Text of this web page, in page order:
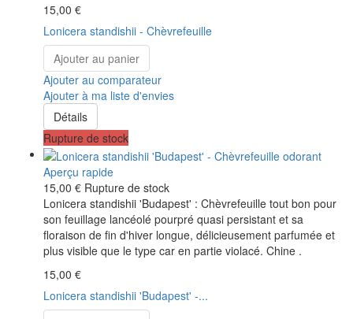
15,00 €
Lonicera standishii - Chèvrefeuille
Ajouter au panier
Ajouter au comparateur
Ajouter à ma liste d'envies
Détails
Rupture de stock
Aperçu rapide
15,00 € Rupture de stock
Lonicera standishii 'Budapest' : Chèvrefeuille tout bon pour
son feuillage lancéolé pourpré quasi persistant et sa
floraison de fin d'hiver longue, délicieusement parfumée et
plus visible que le type car en partie violacé. Chine .
15,00 €
Lonicera standishii 'Budapest' -...